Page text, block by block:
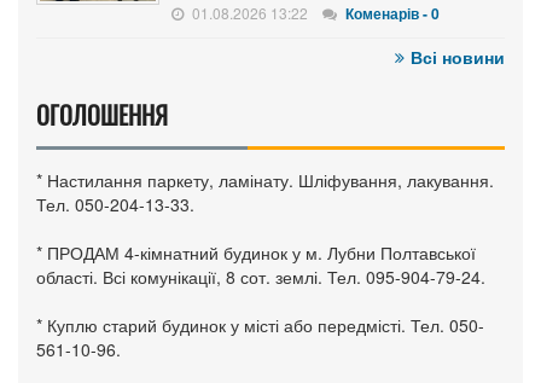
01.08.2026 13:22 Коменарів - 0
Всі новини
ОГОЛОШЕННЯ
* Настилання паркету, ламінату. Шліфування, лакування.
Тел. 050-204-13-33.
* ПРОДАМ 4-кімнатний будинок у м. Лубни Полтавської
області. Всі комунікації, 8 сот. землі. Тел. 095-904-79-24.
* Куплю старий будинок у місті або передмісті. Тел. 050-
561-10-96.